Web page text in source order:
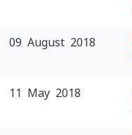
09 August 2018
11 May 2018